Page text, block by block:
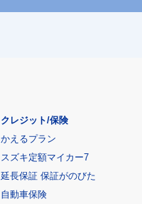
クレジット/保険
かえるプラン
スズキ定額マイカー7
延長保証 保証がのびた
自動車保険